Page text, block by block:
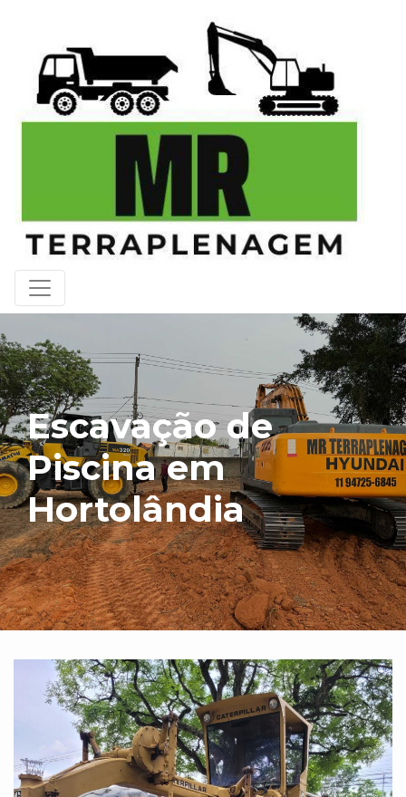
Escavação de
Piscina em
Hortolândia